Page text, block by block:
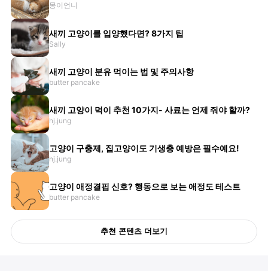
몽이언니
새끼 고양이를 입양했다면? 8가지 팁
Sally
새끼 고양이 분유 먹이는 법 및 주의사항
butter pancake
새끼 고양이 먹이 추천 10가지- 사료는 언제 줘야 할까?
hj.jung
고양이 구충제, 집고양이도 기생충 예방은 필수예요!
hj.jung
고양이 애정결핍 신호? 행동으로 보는 애정도 테스트
butter pancake
추천 콘텐츠 더보기